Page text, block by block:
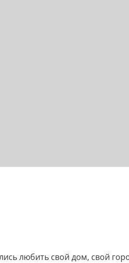
любить свой дом, свой